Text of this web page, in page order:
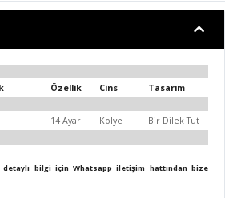
Özellik Cins Tasarım
14 Ayar Kolye Bir Dilek Tut
bilgi için Whatsapp iletişim hattından bize